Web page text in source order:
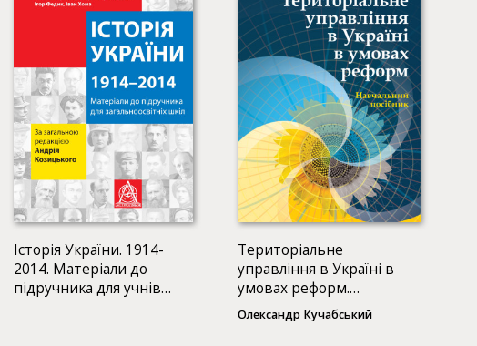
Історія України. 1914-
2014. Матеріали до
підручника для учнів
Територіальне
управління в Україні в
умовах реформ.
Навчальний посібник
Олександр Кучабський